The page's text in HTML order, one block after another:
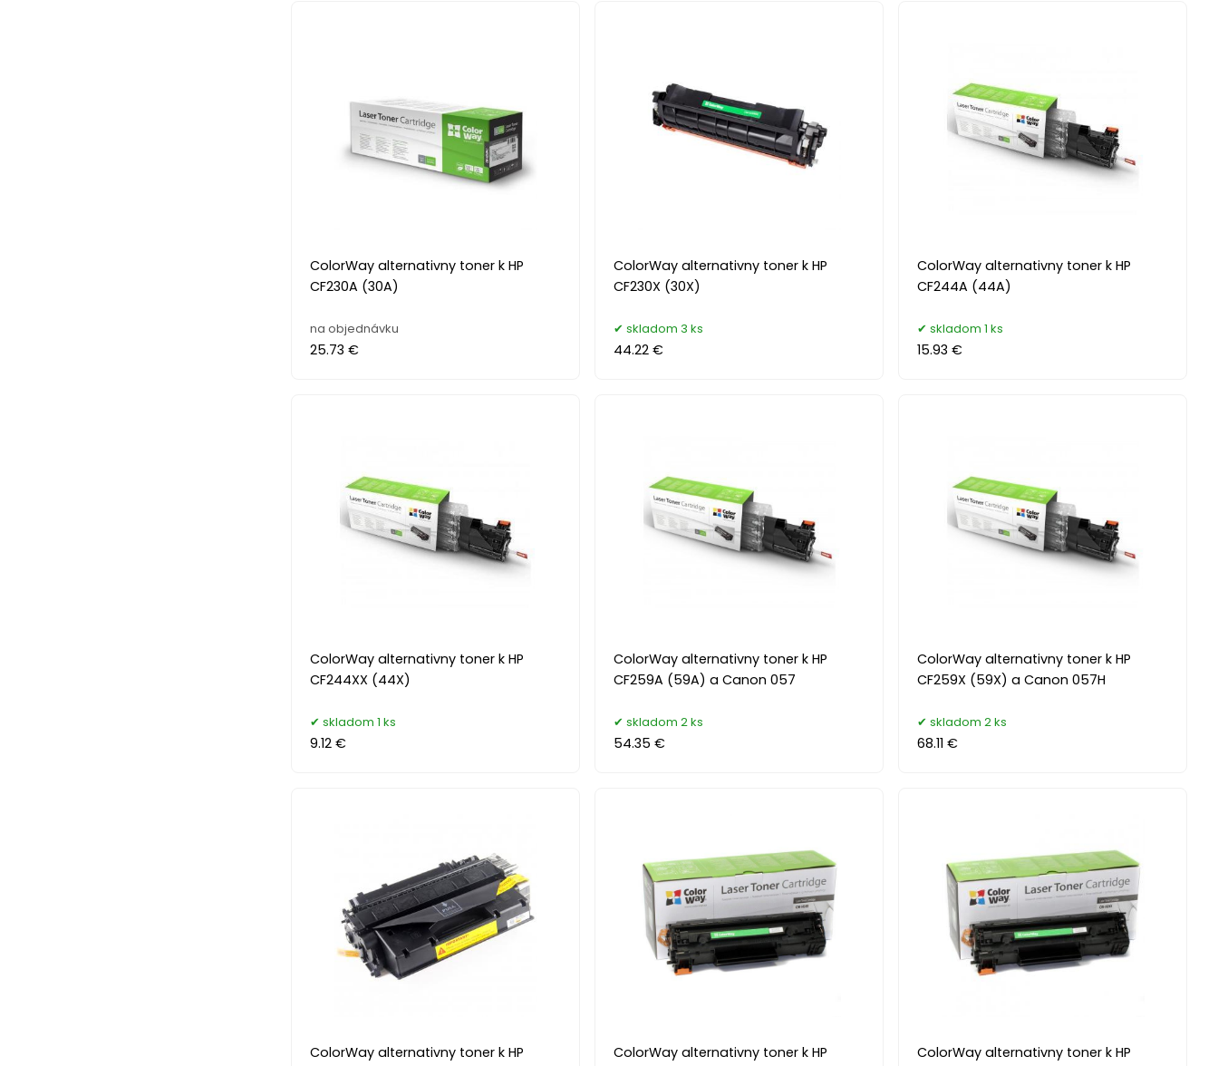
ColorWay alternativny toner k HP
CF230A (30A)
na objednávku
25.73 €
ColorWay alternativny toner k HP
CF230X (30X)
skladom 3 ks
44.22 €
ColorWay alternativny toner k HP
CF244A (44A)
skladom 1 ks
15.93 €
ColorWay alternativny toner k HP
CF244XX (44X)
skladom 1 ks
9.12 €
ColorWay alternativny toner k HP
CF259A (59A) a Canon 057
skladom 2 ks
54.35 €
ColorWay alternativny toner k HP
CF259X (59X) a Canon 057H
skladom 2 ks
68.11 €
ColorWay alternativny toner k HP
ColorWay alternativny toner k HP
ColorWay alternativny toner k HP